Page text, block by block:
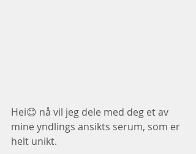
Hei😊 nå vil jeg dele med deg et av
mine yndlings ansikts serum, som er
helt unikt.